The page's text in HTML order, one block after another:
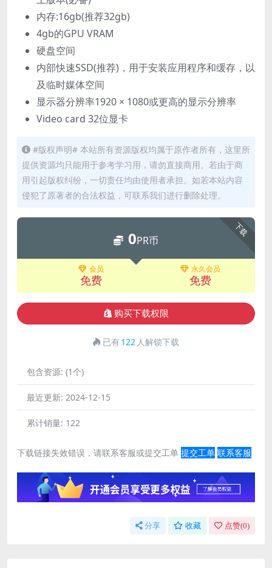
内存:16gb(推荐32gb)
4gb的GPU VRAM
硬盘空间
内部快速SSD(推荐)，用于安装应用程序和缓存，以
及临时媒体空间
显示器分辨率1920 × 1080或更高的显示分辨率
Video card 32位显卡
#版权声明# 本站所有资源版权均属于原作者所有，这里所
提供资源均只能用于参考学习用，请勿直接商用。若由于商
用引起版权纠纷，一切责任均由使用者承担。如若本站内容
侵犯了原著者的合法权益，可联系我们进行删除处理。
下载
0PR币
会员
免费
永久会员
免费
购买下载权限
已有122 人解锁下载
包含资源: (1个)
最近更新: 2024-12-15
累计销量: 122
下载链接失效错误，请联系客服或提交工单 提交工单 联系客服
分享 收藏 点赞(0)